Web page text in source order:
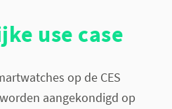
use case
op de CES
aangekondigd op